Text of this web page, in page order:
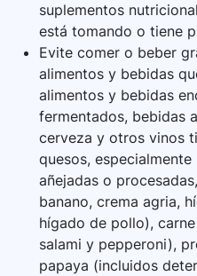
suplementos
está tomando o tiene
Evite comer o beber
alimentos y bebidas
alimentos y bebidas
fermentados, bebidas
cerveza y otros vinos
quesos,
añejadas o
banano, crema agria,
hígado de pollo),
salami y pepperoni),
papaya (incluidos